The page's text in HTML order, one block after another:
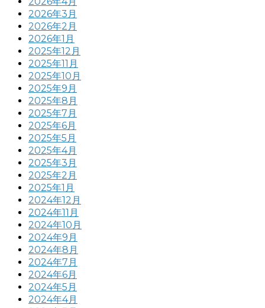
2026年3月
2026年2月
2026年1月
2025年12月
2025年11月
2025年10月
2025年9月
2025年8月
2025年7月
2025年6月
2025年5月
2025年4月
2025年3月
2025年2月
2025年1月
2024年12月
2024年11月
2024年10月
2024年9月
2024年8月
2024年7月
2024年6月
2024年5月
2024年4月